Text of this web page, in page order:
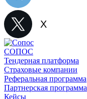
X
СОПОС
Тендерная платформа
Страховые компании
Реферальная программа
Партнерская программа
Кейсы